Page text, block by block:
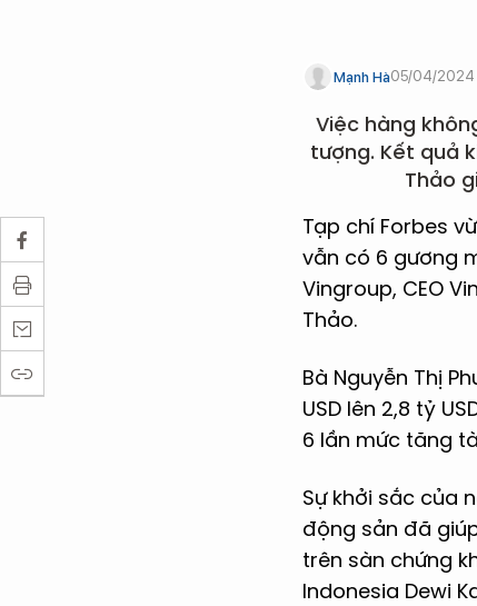
Mạnh Hà05/04/2024
Việc hàng
tượng. Kết quả
Thảo
Tạp chí Forbes
vẫn có 6 gương
Vingroup, CEO
Thảo.
Bà Nguyễn Thị
USD lên 2,8 tỷ
6 lần mức tăng
Sự khởi sắc của
động sản đã
trên sàn chứng
Indonesia Dewi